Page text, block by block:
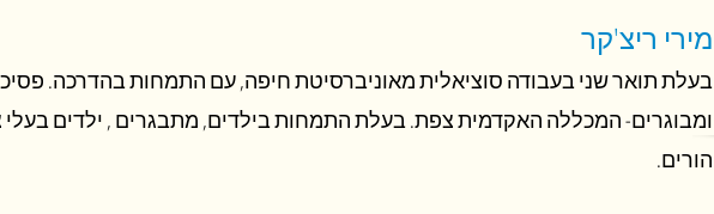
מירי ריצ'קר
בעלת תוארשני בעבודה סוציאלית מאוניברסיטת חיפה, עם התמחות בהדרכה.
ומבוגרים- המכללה האקדמית צפת. בעלת התמחות בילדים, מתבגרים , ילדים בעלי
הורים.